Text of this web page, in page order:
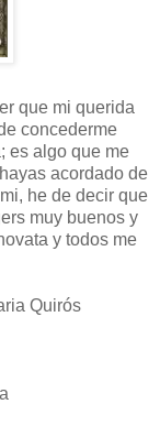
que mi querida
concederme
es algo que me
acordado de
he de decir que
muy buenos y
y todos me
Quirós